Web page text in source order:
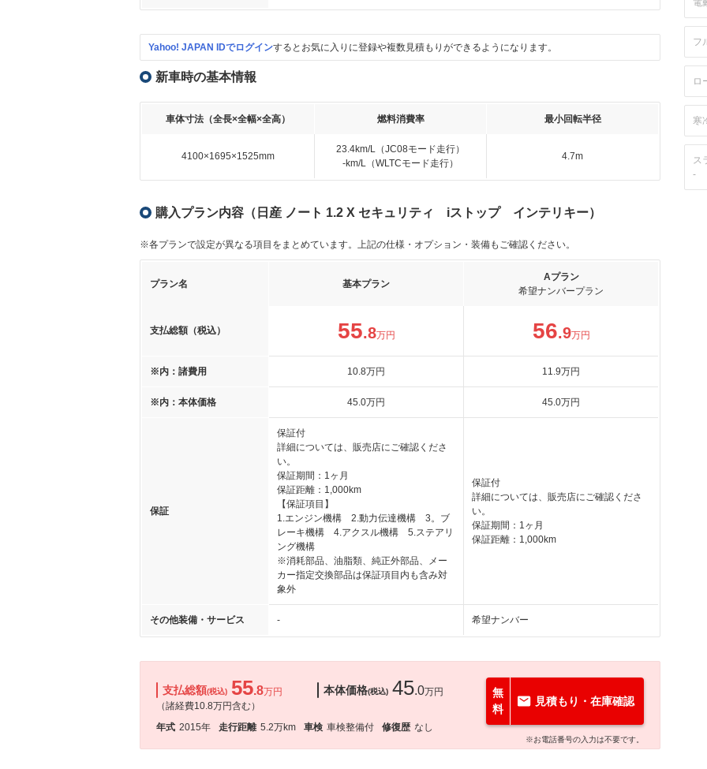
Yahoo! JAPAN IDでログインするとお気に入りに登録や複数見積もりができるようになります。
新車時の基本情報
車体寸法（全長×全幅×全高） 燃料消費率 最小回転半径
4100×1695×1525mm
23.4km/L（JC08モード走行）
-km/L（WLTCモード走行）
4.7m
購入プラン内容（日産 ノート 1.2 X セキュリティ iストップ インテリキー）
※各プランで設定が異なる項目をまとめています。上記の仕様・オプション・装備もご確認ください。
プラン名 基本プラン
Aプラン
希望ナンバープラン
支払総額（税込） 55.8万円 56.9万円
※内：諸費用 10.8万円 11.9万円
※内：本体価格 45.0万円 45.0万円
保証
保証付
詳細については、販売店にご確認くださ
い。
保証期間：1ヶ月
保証距離：1,000km
【保証項目】
1.エンジン機構 2.動力伝達機構 3。ブ
レーキ機構 4.アクスル機構 5.ステアリ
ング機構
※消耗部品、油脂類、純正外部品、メー
カー指定交換部品は保証項目内も含み対
象外
保証付
詳細については、販売店にご確認くださ
い。
保証期間：1ヶ月
保証距離：1,000km
その他装備・サービス - 希望ナンバー
支払総額(税込) 55.8万円
（諸経費10.8万円含む）
本体価格(税込) 45.0万円
年式 2015年 走行距離 5.2万km 車検 車検整備付 修復歴 なし
無
料
見積もり・在庫確認
※お電話番号の入力は不要です。
電
フ
ロ
寒
ス
-